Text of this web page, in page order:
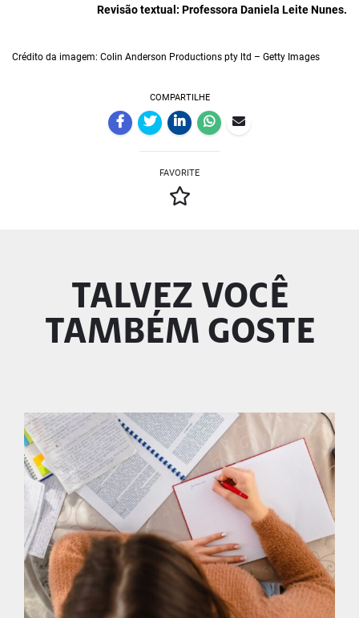
Revisão textual: Professora Daniela Leite Nunes.
Crédito da imagem: Colin Anderson Productions pty ltd – Getty Images
COMPARTILHE
FAVORITE
TALVEZ VOCÊ
TAMBÉM GOSTE